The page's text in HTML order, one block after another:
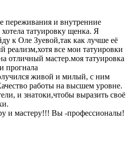
переживания и внутренние
татуировку щенка. Я
к Оле Зуевой,так как лучше её
реализм,хотя все мои татуировки
отличный мастер.моя татуировка
прогнала
живой и милый, с ним
работы на высшем уровне.
и знатоки,чтобы выразить своё
и мастеру!!! Вы -профессионалы!